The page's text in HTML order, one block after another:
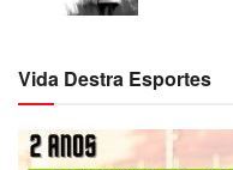
Vida Destra Esportes